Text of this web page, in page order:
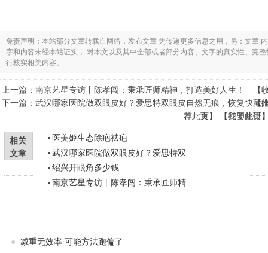
免责声明：本站部分文章转载自网络，发布文章 为传递更多信息之用，另：文章
字和内容未经本站证实， 对本文以及其中全部或者部分内容、文字的真实性、完
行核实相关内容。
上一篇： 南京艺星专访丨陈孝闯：秉承匠师精神，打造美好人生！
下一篇： 武汉哪家医院做双眼皮好？爱思特双眼皮自然无痕，恢复快
【
藏
页】 【打印此页
【
荐此文】 【我要挑错
相关
文章
医美姬生态除疤祛疤
武汉哪家医院做双眼皮好？爱思特双
绍兴开眼角多少钱
南京艺星专访丨陈孝闯：秉承匠师精
● 减重无效率 可能方法跑偏了